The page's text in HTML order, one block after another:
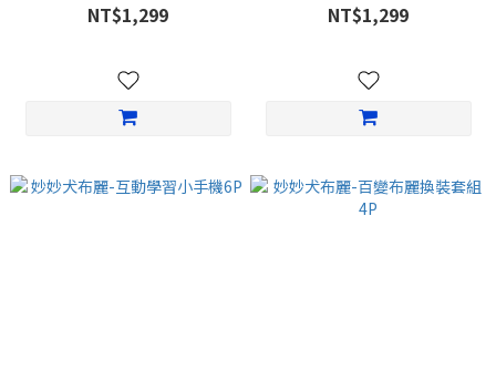
NT$1,299 NT$1,299